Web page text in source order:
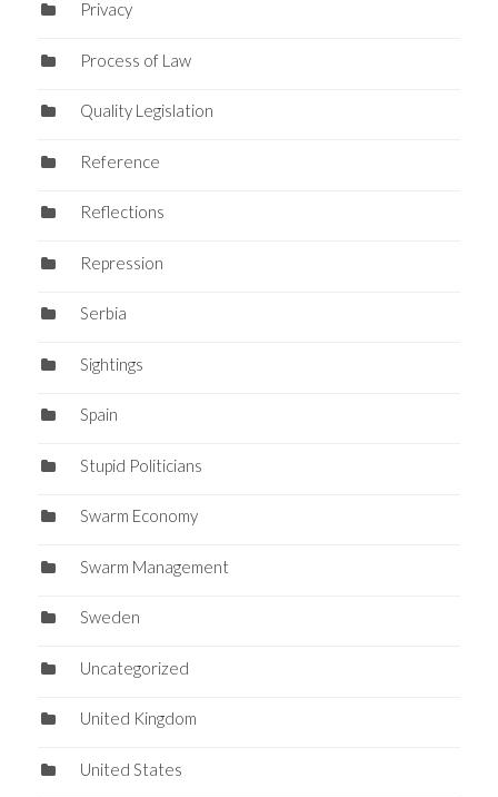
Privacy
Process of Law
Quality Legislation
Reference
Reflections
Repression
Serbia
Sightings
Spain
Stupid Politicians
Swarm Economy
Swarm Management
Sweden
Uncategorized
United Kingdom
United States